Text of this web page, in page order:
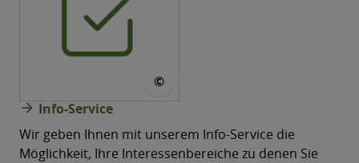
©
arrow_forward Info-Service
Wir geben Ihnen mit unserem Info-Service die
Möglichkeit, Ihre Interessenbereiche zu denen Sie